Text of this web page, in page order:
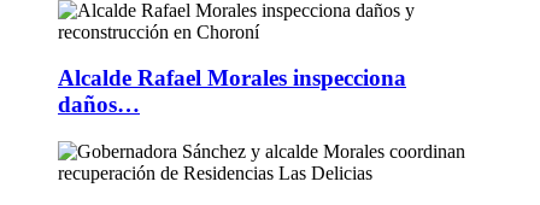
Alcalde Rafael Morales inspecciona
daños…